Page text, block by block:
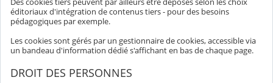
éditoriaux d'intégration de contenus tiers - pour des besoins
pédagogiques par exemple.
Les cookies sont gérés par un gestionnaire de cookies, accessible via
un bandeau d'information dédié s'affichant en bas de chaque page.
DROIT DES PERSONNES